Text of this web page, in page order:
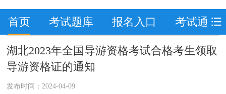
首页 考试题库 报名入口 考试通知
湖北2023年全国导游资格考试合格考生领取
导游资格证的通知
发布时间：2024-04-09